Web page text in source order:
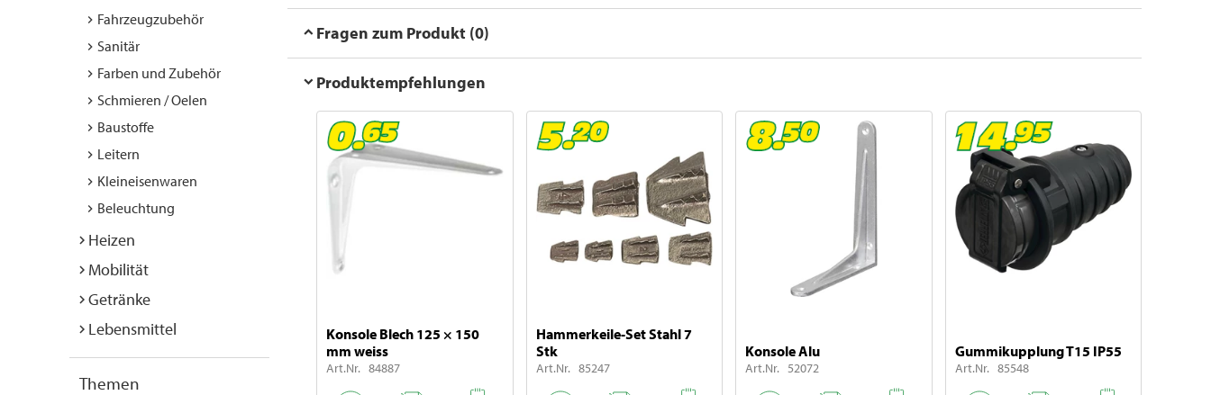
Fahrzeugzubehör
Sanitär
Farben und Zubehör
Schmieren / Oelen
Baustoffe
Leitern
Kleineisenwaren
Beleuchtung
Heizen
Mobilität
Getränke
Lebensmittel
Themen
Fragen zum Produkt (0)
Produktempfehlungen
Konsole Blech 125 × 150
mm weiss
Art.Nr. 84887
Hammerkeile-Set Stahl 7
Stk
Art.Nr. 85247
Konsole Alu
Art.Nr. 52072
Gummikupplung T15 IP55
Art.Nr. 85548